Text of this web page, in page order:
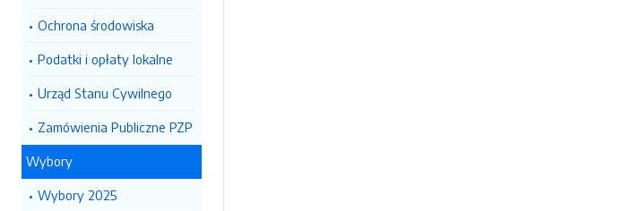
Ochrona środowiska
Podatki i opłaty lokalne
Urząd Stanu Cywilnego
Zamówienia Publiczne PZP
Wybory
Wybory 2025